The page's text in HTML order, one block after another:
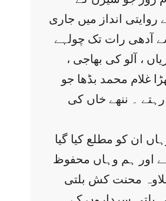
انداز میں جاری
آدھی رات تک چولہے
، آلو کی بھاجی ،
غلام محمد بڈھا جو
۔ ننھے خاں کی
ان کو مطلع کیا گیا
اور ہم وہاں محفوظ
محنت کش بلتی